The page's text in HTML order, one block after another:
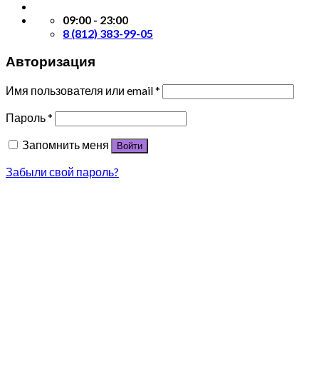
09:00 - 23:00
8 (812) 383-99-05
Авторизация
Имя пользователя или email*
Пароль*
Запомнить меня
Войти
Забыли свой пароль?